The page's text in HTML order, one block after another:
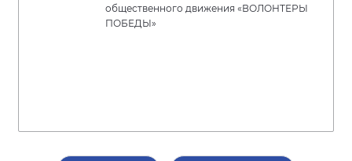
общественного движения «ВОЛОНТЕРЫ
ПОБЕДЫ»